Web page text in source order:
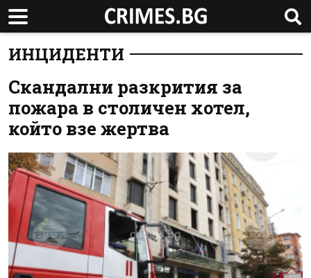
ИНЦИДЕНТИ
Скандални разкрития за
пожара в столичен хотел,
който взе жертва